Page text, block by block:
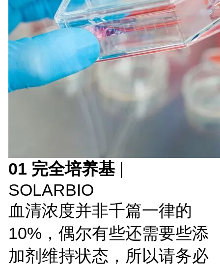
01 完全培养基|
SOLARBIO
血清浓度并非千篇一律的
10%，偶尔有些还需要些添
加剂维持状态，所以请务必